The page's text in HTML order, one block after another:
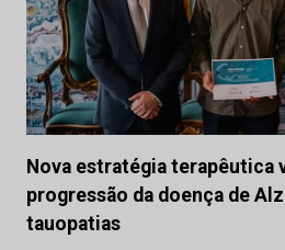
Nova estratégia terapêutica
progressão da doença de
tauopatias